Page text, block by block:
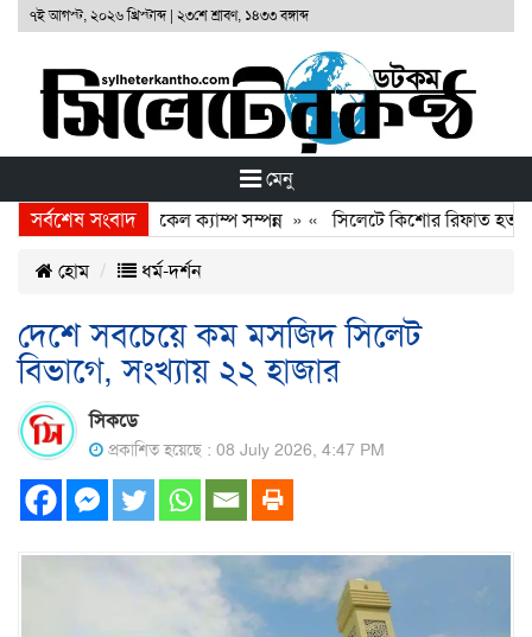
৭ই আগস্ট, ২০২৬ খ্রিস্টাব্দ| ২৩শে শ্রাবণ, ১৪৩৩ বঙ্গাব্দ
মেনু
সর্বশেষ সংবাদফ্রি মেডিকেল ক্যাম্প সম্পন্ন» « সিলেটে কিশোর রিফাত
হোম ধর্ম-দর্শন
দেশে সবচেয়ে কম মসজিদ সিলেট
বিভাগে, সংখ্যায় ২২ হাজার
সিকডে
প্রকাশিত হয়েছে : 08 July 2026, 4:47 PM